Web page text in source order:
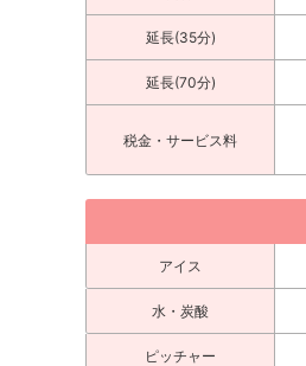
延長(35分)
延長(70分)
税金・サービス料
アイス
水・炭酸
ピッチャー